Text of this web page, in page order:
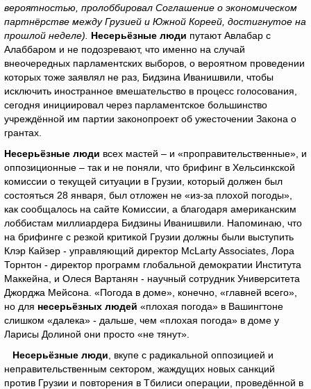
вероятностью, пролоббировал Соглашение о экономическом
партнёрстве между Грузией и Южной Кореей, достигнутое на
прошлой неделе). Несерьёзные люди путают Авлабар с
Алаббаром и не подозревают, что именно на случай
внеочередных парламентских выборов, о вероятном проведении
которых тоже заявлял не раз, Бидзина Иванишвили, чтобы
исключить иностранное вмешательство в процесс голосования,
сегодня инициировал через парламентское большинство
учреждённой им партии законопроект об ужесточении Закона о
грантах.
Несерьёзные люди всех мастей – и «проправительственные», и
оппозиционные – так и не поняли, что брифинг в Хельсинкской
комиссии о текущей ситуации в Грузии, который должен был
состояться 28 января, был отложен не «из-за плохой погоды»,
как сообщалось на сайте Комиссии, а благодаря американским
лоббистам миллиардера Бидзины Иванишвили. Напоминаю, что
на брифинге с резкой критикой Грузии должны были выступить
Клэр Кайзер - управляющий директор McLarty Associates, Лора
Торнтон - директор программ глобальной демократии Института
Маккейна, и Олеся Вартанян - научный сотрудник Университета
Джорджа Мейсона. «Погода в доме», конечно, «главней всего»,
но для несерьёзных людей «плохая погода» в Вашингтоне
слишком «далека» - дальше, чем «плохая погода» в доме у
Ларисы Долиной они просто «не тянут».
Несерьёзные люди , вкупе с радикальной оппозицией и
неправительственным сектором, жаждущих новых санкций
против Грузии и повторения в Тбилиси операции, проведённой в